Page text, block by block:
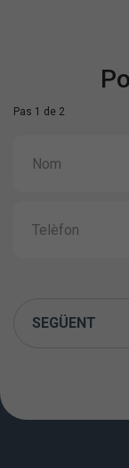
Pas 1 de 2
SEGÜENT